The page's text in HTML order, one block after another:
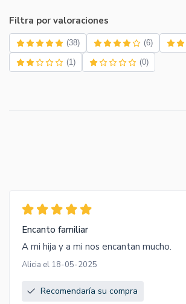
Filtra por valoraciones
(38) (6)
(1) (0)
Encanto familiar
A mi hija y a mi nos encantan mucho.
Alicia el 18-05-2025
Recomendaría su compra